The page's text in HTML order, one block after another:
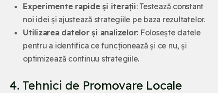
Experimente rapide și iterații: Testează constant
noi idei și ajustează strategiile pe baza rezultatelor.
Utilizarea datelor și analizelor: Folosește datele
pentru a identifica ce funcționează și ce nu, și
optimizează continuu strategiile.
4. Tehnici de Promovare Locale